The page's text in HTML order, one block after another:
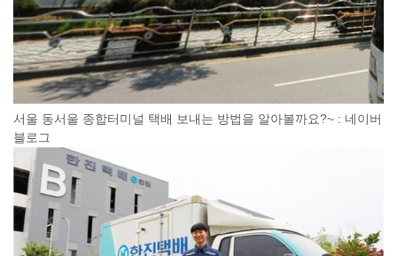
서울 동서울 종합터미널 택배 보내는 방법을 알아볼까요?~ : 네이버
블로그